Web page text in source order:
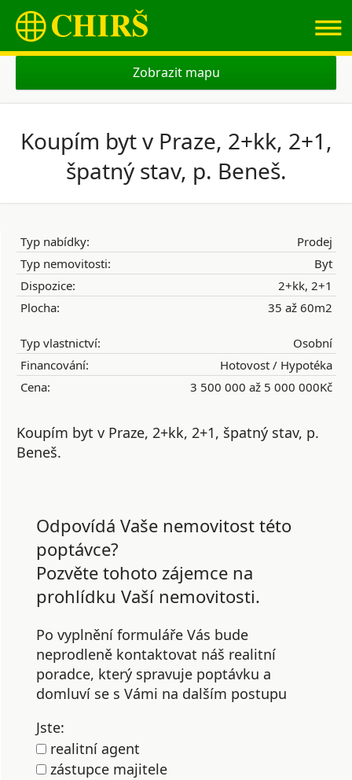
≡
Zobrazit mapu
Koupím byt v Praze, 2+kk, 2+1,
špatný stav, p. Beneš.
Typ nabídky:
Prodej
Typ nemovitosti:
Byt
Dispozice:
2+kk, 2+1
Plocha:
35 až 60m2
Typ vlastnictví:
Osobní
Financování:
Hotovost / Hypotéka
Cena:
3 500 000 až 5 000 000Kč
Koupím byt v Praze, 2+kk, 2+1, špatný stav, p.
Beneš.
Odpovídá Vaše nemovitost této
poptávce?
Pozvěte tohoto zájemce na
prohlídku Vaší nemovitosti.
Po vyplnění formuláře Vás bude
neprodleně kontaktovat náš realitní
poradce, který spravuje poptávku a
domluví se s Vámi na dalším postupu
Jste:
realitní agent
zástupce majitele